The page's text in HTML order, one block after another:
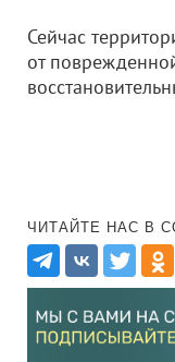
Сейчас
от
ЧИТАЙТЕ НАС В